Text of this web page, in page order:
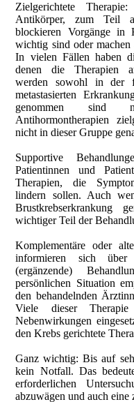
Zielgerichtete
Antikörper, zum Teil
blockieren Vorgänge in
wichtig sind oder machen
In vielen Fällen haben
denen die Therapien
werden sowohl in der
metastasierten
genommen sind
Antihormontherapien
nicht in dieser Gruppe
Supportive
Patientinnen und
Therapien, die
lindern sollen. Auch
Brustkrebserkrankung
wichtiger Teil der
Komplementäre oder
informieren sich über
(ergänzende)
persönlichen Situation
den behandelnden
Viele dieser
Nebenwirkungen
den Krebs gerichtete
Ganz wichtig: Bis auf
kein Notfall. Das
erforderlichen
abzuwägen und auch